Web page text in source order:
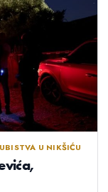
U NIKŠIĆU